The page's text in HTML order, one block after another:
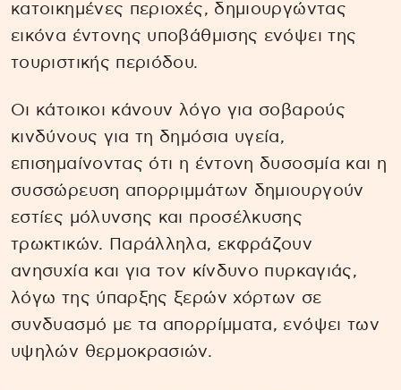
κατοικημένες περιοχές, δημιουργώντας
εικόνα έντονης υποβάθμισης ενόψει της
τουριστικής περιόδου.
Οι κάτοικοι κάνουν λόγο για σοβαρούς
κινδύνους για τη δημόσια υγεία,
επισημαίνοντας ότι η έντονη δυσοσμία και η
συσσώρευση απορριμμάτων δημιουργούν
εστίες μόλυνσης και προσέλκυσης
τρωκτικών. Παράλληλα, εκφράζουν
ανησυχία και για τον κίνδυνο πυρκαγιάς,
λόγω της ύπαρξης ξερών χόρτων σε
συνδυασμό με τα απορρίμματα, ενόψει των
υψηλών θερμοκρασιών.